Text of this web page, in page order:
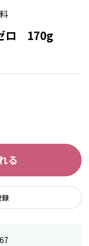
ロ 170g
る
録